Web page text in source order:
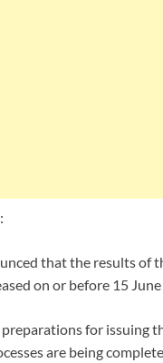
that the results of
on or before 15
for issuing
are being